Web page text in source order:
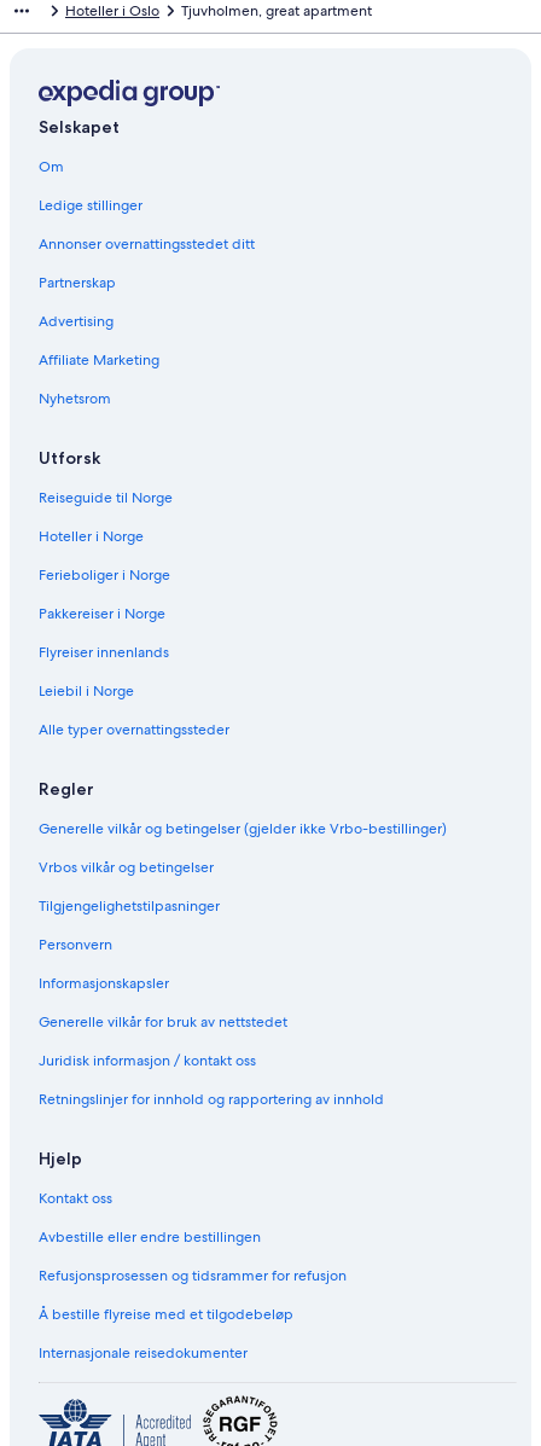
Hoteller i Oslo Tjuvholmen, great apartment
Selskapet
Om
Ledige stillinger
Annonser overnattingsstedet ditt
Partnerskap
Advertising
Affiliate Marketing
Nyhetsrom
Utforsk
Reiseguide til Norge
Hoteller i Norge
Ferieboliger i Norge
Pakkereiser i Norge
Flyreiser innenlands
Leiebil i Norge
Alle typer overnattingssteder
Regler
Generelle vilkår og betingelser (gjelder ikke Vrbo-bestillinger)
Vrbos vilkår og betingelser
Tilgjengelighetstilpasninger
Personvern
Informasjonskapsler
Generelle vilkår for bruk av nettstedet
Juridisk informasjon / kontakt oss
Retningslinjer for innhold og rapportering av innhold
Hjelp
Kontakt oss
Avbestille eller endre bestillingen
Refusjonsprosessen og tidsrammer for refusjon
Å bestille flyreise med et tilgodebeløp
Internasjonale reisedokumenter